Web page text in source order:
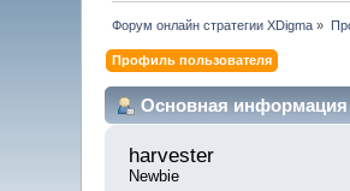
Форум онлайн стратегии XDigma »
Профиль пользователя
Основная информация
harvester
Newbie